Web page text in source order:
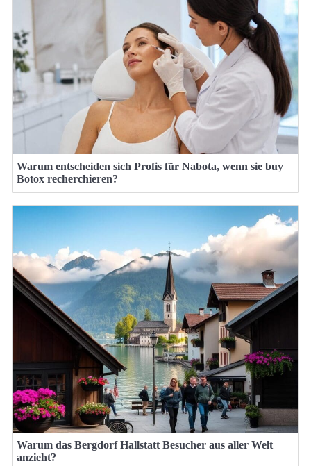
Warum entscheiden sich Profis für Nabota, wenn sie buy
Botox recherchieren?
Warum das Bergdorf Hallstatt Besucher aus aller Welt
anzieht?